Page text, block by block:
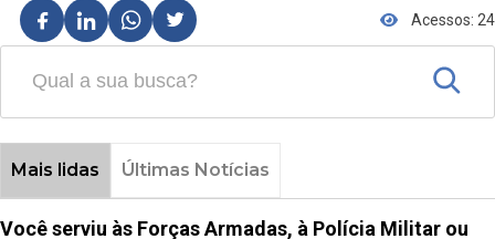
Acessos: 24
Mais lidas Últimas Notícias
Você serviu às Forças Armadas, à Polícia Militar ou